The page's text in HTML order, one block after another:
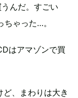
んだ。すごい
ゃった…。
はアマゾンで買
ど、まわりは大き